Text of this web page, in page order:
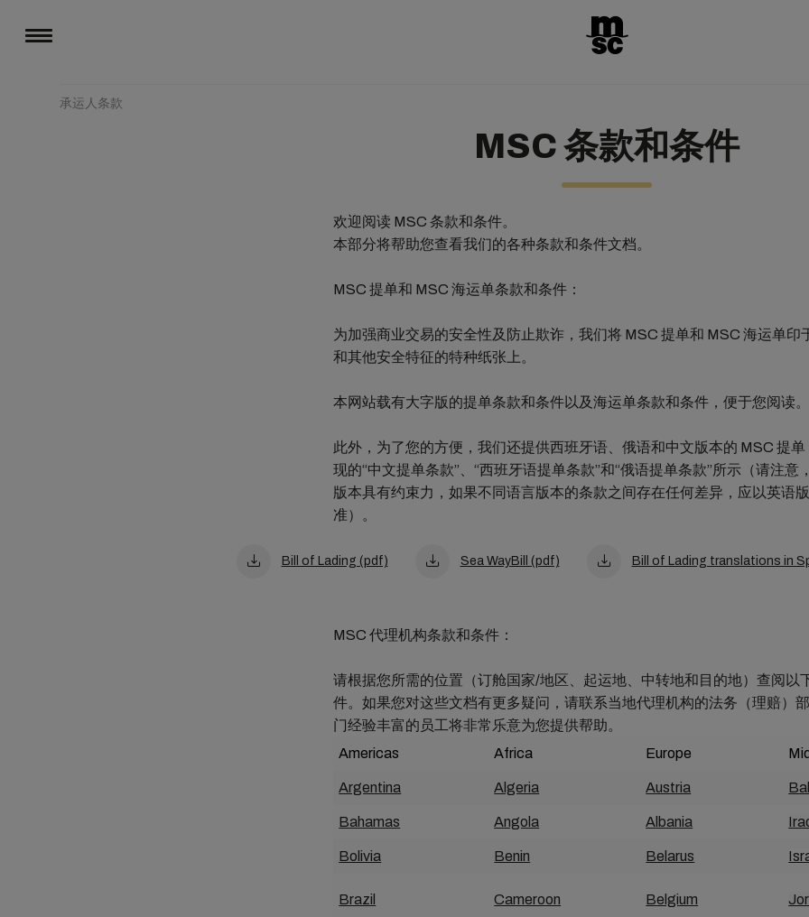
承运人条款
MSC 条款和条件
欢迎阅读 MSC 条款和条件。
本部分将帮助您查看我们的各种条款和条件文档。
MSC 提单和 MSC 海运单条款和条件：
为加强商业交易的安全性及防止欺诈，我们将 MSC 提单和 MSC 海运单印
和其他安全特征的特种纸张上。
本网站载有大字版的提单条款和条件以及海运单条款和条件，便于您阅读。
此外，为了您的方便，我们还提供西班牙语、俄语和中文版本的 MSC 提单
现的“中文提单条款”、“西班牙语提单条款”和“俄语提单条款”所示（请注意
版本具有约束力，如果不同语言版本的条款之间存在任何差异，应以英语
准）。
Bill of Lading (pdf) Sea WayBill (pdf) Bill of Lading translations in
MSC 代理机构条款和条件：
请根据您所需的位置（订舱国家/地区、起运地、中转地和目的地）查阅以
件。如果您对这些文档有更多疑问，请联系当地代理机构的法务（理赔）
门经验丰富的员工将非常乐意为您提供帮助。
Americas
Africa Europe
Argentina Algeria Austria
Bahamas Angola Albania
Bolivia Benin Belarus
Brazil Cameroon Belgium